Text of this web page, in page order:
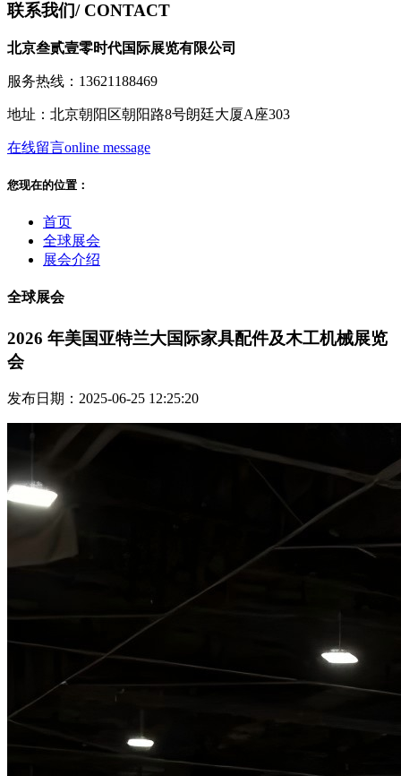
联系我们/ CONTACT
北京叁贰壹零时代国际展览有限公司
服务热线：13621188469
地址：北京朝阳区朝阳路8号朗廷大厦A座303
在线留言online message
您现在的位置：
首页
全球展会
展会介绍
全球展会
2026 年美国亚特兰大国际家具配件及木工机械展览
会
发布日期：2025-06-25 12:25:20